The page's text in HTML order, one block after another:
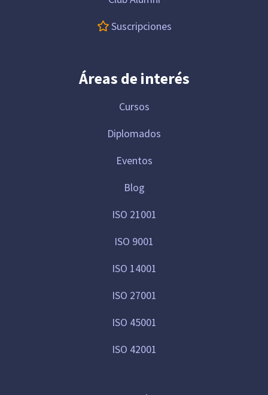
Suscripciones
Áreas de interés
Cursos
Diplomados
Eventos
Blog
ISO 21001
ISO 9001
ISO 14001
ISO 27001
ISO 45001
ISO 42001